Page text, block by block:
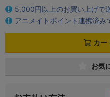
5,000円以上のお買い上げで
アニメイトポイント連携済み
カー
お気